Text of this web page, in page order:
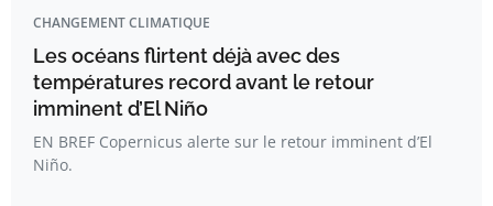
CHANGEMENT CLIMATIQUE
Les océans flirtent déjà avec des
températures record avant le retour
imminent d’El Niño
EN BREF Copernicus alerte sur le retour imminent d’El
Niño.